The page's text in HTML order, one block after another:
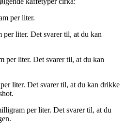
per liter.
liter. Det svarer til, at du kan
per liter. Det svarer til, at du kan
liter. Det svarer til, at du kan drikke
per liter. Det svarer til, at du